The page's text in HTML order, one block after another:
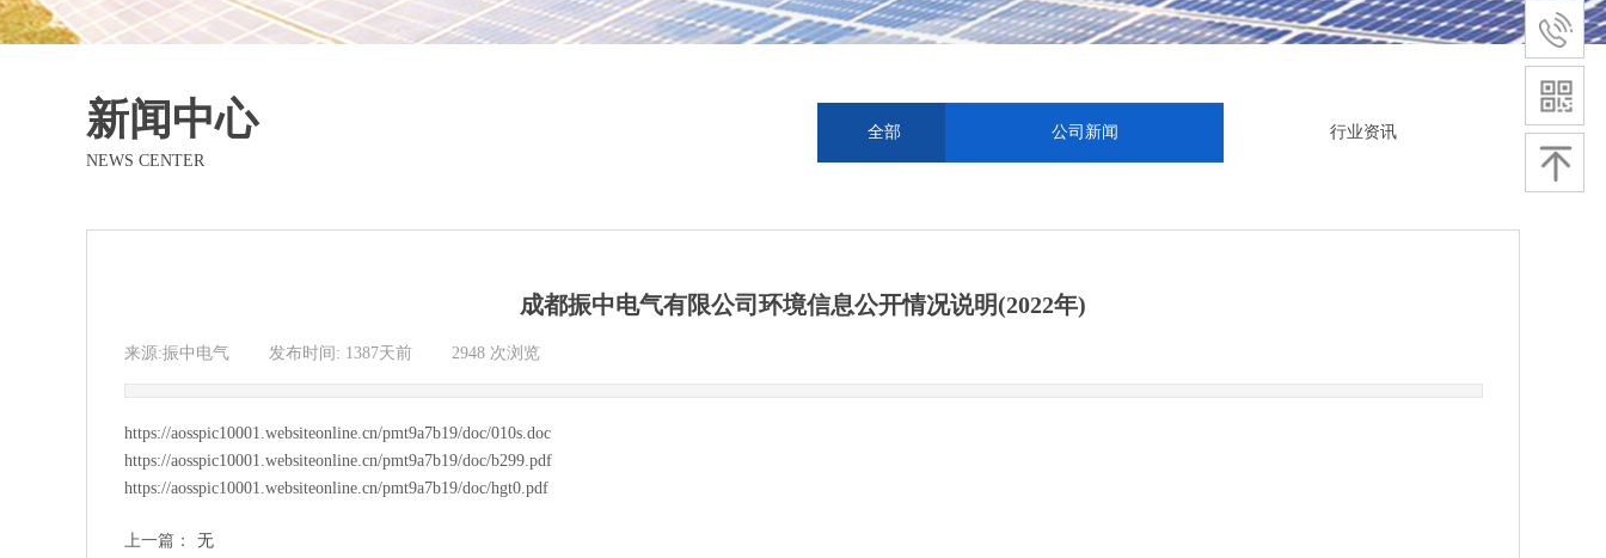
新闻中心
NEWS CENTER
全部 公司新闻 行业资讯
成都振中电气有限公司环境信息公开情况说明(2022年)
来源:振中电气 发布时间: 1387天前 2948 次浏览
https://aosspic10001.websiteonline.cn/pmt9a7b19/doc/010s.doc
https://aosspic10001.websiteonline.cn/pmt9a7b19/doc/b299.pdf
https://aosspic10001.websiteonline.cn/pmt9a7b19/doc/hgt0.pdf
上一篇： 无